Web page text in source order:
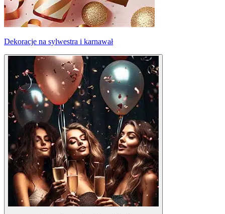
Dekoracje na sylwestra i karnawał